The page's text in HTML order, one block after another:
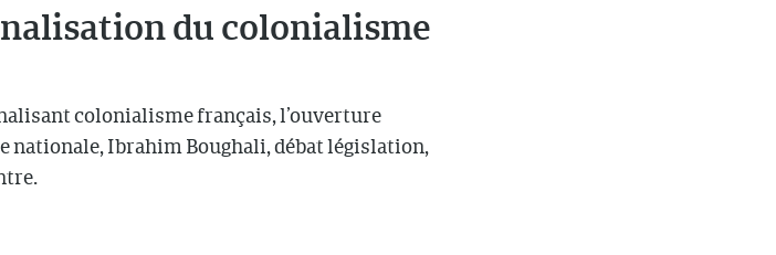
du colonialisme
colonialisme français, l’ouverture
Ibrahim Boughali, débat législation,